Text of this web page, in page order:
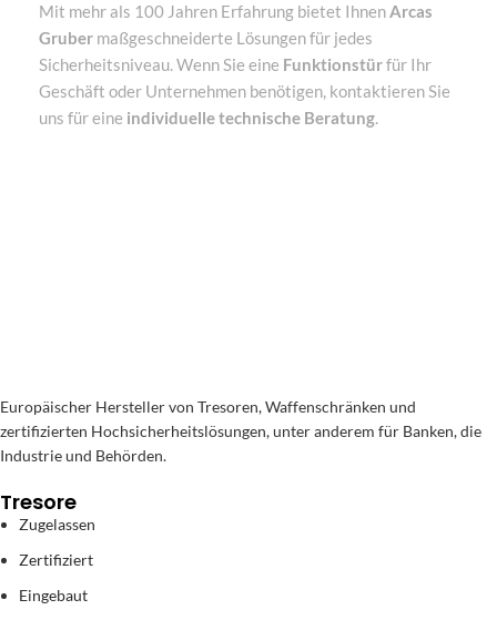
Mit mehr als 100 Jahren Erfahrung bietet IhnenArcas
Gruber maßgeschneiderte Lösungen für jedes
Sicherheitsniveau. Wenn Sie eine Funktionstürfür Ihr
Geschäft oder Unternehmen benötigen, kontaktieren Sie
uns für eine individuelle technische Beratung.
Europäischer Hersteller von Tresoren, Waffenschränken und
zertifizierten Hochsicherheitslösungen, unter anderem für Banken, die
Industrie und Behörden.
Tresore
Zugelassen
Zertifiziert
Eingebaut